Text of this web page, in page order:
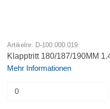
Artikelnr: D-100.000.019
Klapptritt 180/187/190MM
Mehr Informationen